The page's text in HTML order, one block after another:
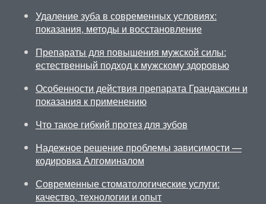
Удаление зуба в современных условиях:
показания, методы и восстановление
Препараты для повышения мужской силы:
естественный подход к мужскому здоровью
Особенности действия препарата Грандаксин и
показания к применению
Что такое гибкий протез для зубов
Надежное решение проблемы зависимости —
кодировка Алгоминалом
Современные стоматологические услуги:
качество, технологии и опыт